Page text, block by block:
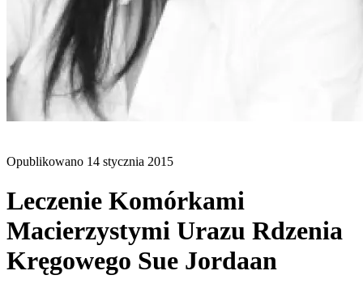
Opublikowano 14 stycznia 2015
Leczenie Komórkami
Macierzystymi Urazu Rdzenia
Kręgowego Sue Jordaan